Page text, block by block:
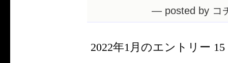
— posted by コ
2022年1月のエントリー